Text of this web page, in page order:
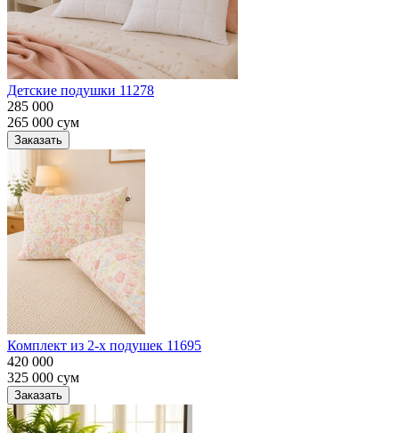
Детские подушки 11278
285 000
265 000 сум
Заказать
Комплект из 2-х подушек 11695
420 000
325 000 сум
Заказать